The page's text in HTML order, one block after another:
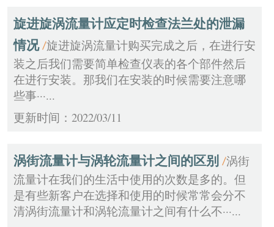
旋进旋涡流量计应定时检查法兰处的泄漏
情况 /旋进旋涡流量计购买完成之后，在进行安
装之后我们需要简单检查仪表的各个部件然后
在进行安装。那我们在安装的时候需要注意哪
些事···...
更新时间：2022/03/11
涡街流量计与涡轮流量计之间的区别 /涡街
流量计在我们的生活中使用的次数是多的。但
是有些新客户在选择和使用的时候常常会分不
清涡街流量计和涡轮流量计之间有什么不···...